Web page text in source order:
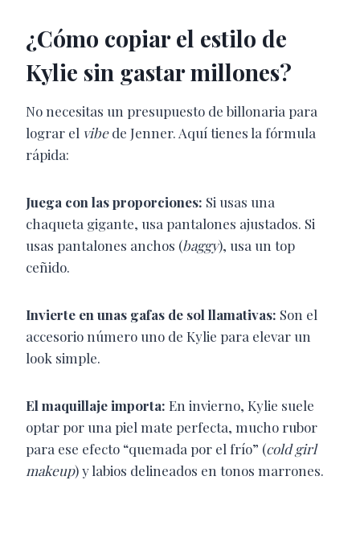
¿Cómo copiar el estilo de
Kylie sin gastar millones?
No necesitas un presupuesto de billonaria para
lograr el vibede Jenner. Aquí tienes la fórmula
rápida:
Juega con las proporciones: Si usas una
chaqueta gigante, usa pantalones ajustados. Si
usas pantalones anchos (baggy), usa un top
ceñido.
Invierte en unas gafas de sol llamativas: Son el
accesorio número uno de Kylie para elevar un
look simple.
El maquillaje importa: En invierno, Kylie suele
optar por una piel mate perfecta, mucho rubor
para ese efecto “quemada por el frío” (cold girl
makeup) y labios delineados en tonos marrones.